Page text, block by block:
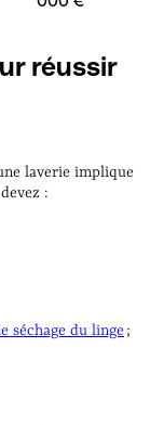
réussir
laverie implique
:
séchage du linge ;